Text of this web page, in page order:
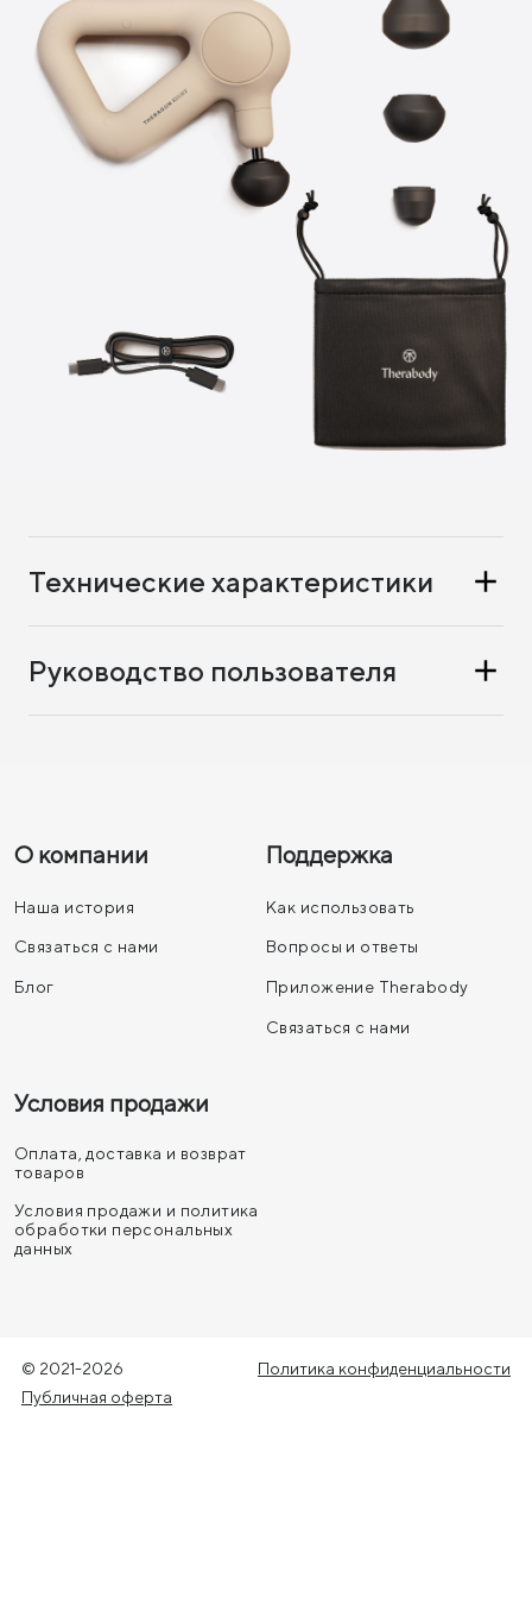
Технические характеристики
Руководство пользователя
О компании
Наша история
Связаться с нами
Блог
Поддержка
Как использовать
Вопросы и ответы
Приложение Therabody
Связаться с нами
Условия продажи
Оплата, доставка и возврат
товаров
Условия продажи и политика
обработки персональных
данных
© 2021-2026
Политика конфиденциальности
Публичная оферта